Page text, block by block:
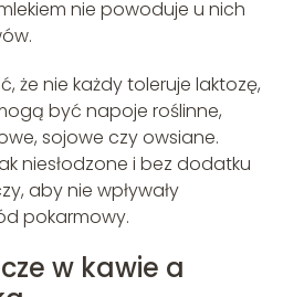
nie powoduje u nich
że nie każdy toleruje laktozę,
być napoje roślinne,
sojowe czy owsiane.
niesłodzone i bez dodatku
aby nie wpływały
pokarmowy.
w kawie a